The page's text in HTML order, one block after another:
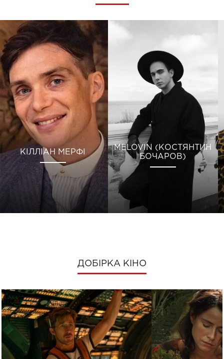
КІЛЛІАН МЕРФІ
MELOVIN (КОСТЯНТИН
БОЧАРОВ)
ДОБІРКА КІНО